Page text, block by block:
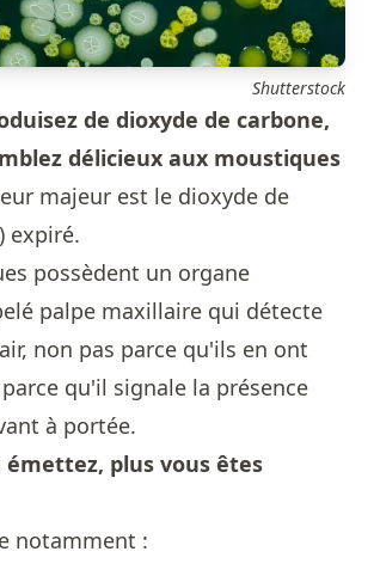
Shutterstock
de dioxyde de carbone,
délicieux aux moustiques
majeur est le dioxyde de
expiré.
possèdent un organe
palpe maxillaire qui détecte
non pas parce qu'ils en ont
qu'il signale la présence
à portée.
émettez, plus vous êtes
notamment :